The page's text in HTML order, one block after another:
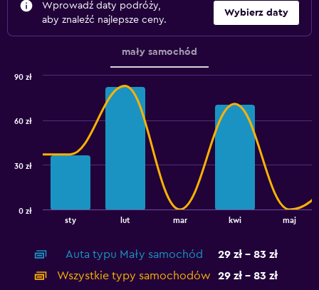
Wprowadź daty podróży,
aby znaleźć najlepsze ceny.
Wybierz daty
mały samochód
displaying
categories.
Range:
sty lut mar kwi maj
0 zł
30 zł
60 zł
90 zł
End
Auta typu Mały samochód
29 zł - 83 zł
Wszystkie typy samochodów
29 zł - 83 zł